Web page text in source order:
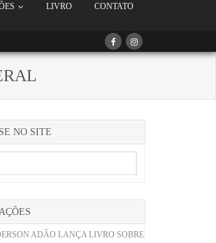
LIVRO CONTATO
NO SITE
ADÃO LANÇA LIVRO SOBRE